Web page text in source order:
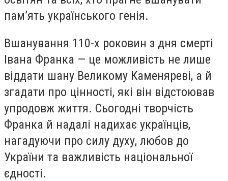
пам’ять українського генія.
Вшанування 110-х роковин з дня смерті
Івана Франка — це можливість не лише
віддати шану Великому Каменяреві, а й
згадати про цінності, які він відстоював
упродовж життя. Сьогодні творчість
Франка й надалі надихає українців,
нагадуючи про силу духу, любов до
України та важливість національної
єдності.